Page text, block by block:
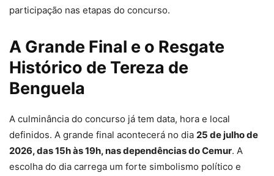
participação nas etapas do concurso.
A Grande Final e o Resgate
Histórico de Tereza de
Benguela
A culminância do concurso já tem data, hora e local
definidos. A grande final acontecerá no dia 25 de julho de
2026, das 15h às 19h, nas dependências do Cemur. A
escolha do dia carrega um forte simbolismo político e